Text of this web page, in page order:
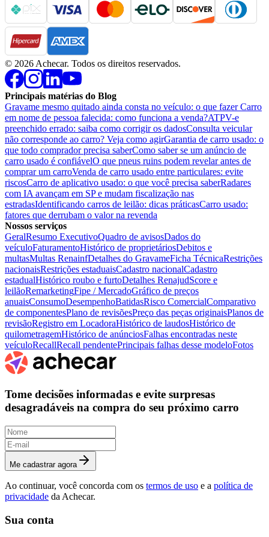
© 2026 Achecar. Todos os direitos reservados.
Principais matérias do Blog
Gravame mesmo quitado ainda consta no veículo: o que fazerCarro
em nome de pessoa falecida: como funciona a venda?ATPV-e
preenchido errado: saiba como corrigir os dadosConsulta veicular
não corresponde ao carro? Veja como agirGarantia de carro usado: o
que todo comprador precisa saberComo saber se um anúncio de
carro usado é confiávelO que pneus ruins podem revelar antes de
comprar um carroVenda de carro usado entre particulares: evite
riscosCarro de aplicativo usado: o que você precisa saberRadares
com IA avançam em SP e mudam fiscalização nas
estradasIdentificando carros de leilão: dicas práticasCarro usado:
fatores que derrubam o valor na revenda
Nossos serviços
GeralResumo ExecutivoQuadro de avisosDados do
veículoFaturamentoHistórico de proprietáriosDebitos e
multasMultas RenainfDetalhes do GravameFicha TécnicaRestrições
nacionaisRestrições estaduaisCadastro nacionalCadastro
estadualHistórico roubo e furtoDetalhes RenajudScore e
leilãoRemarketingFipe / MercadoGráfico de preços
anuaisConsumoDesempenhoBatidasRisco ComercialComparativo
de componentesPlano de revisõesPreço das peças originaisPlanos de
revisãoRegistro em LocadoraHistórico de laudosHistórico de
quilometragemHistórico de anúnciosFalhas encontradas neste
veículoRecallRecall pendentePrincipais falhas desse modeloFotos
Tome decisões informadas e evite surpresas
desagradáveis na compra do seu próximo carro
Me cadastrar agora
Ao continuar, você concorda com os termos de uso e a política de
privacidade da Achecar.
Sua conta